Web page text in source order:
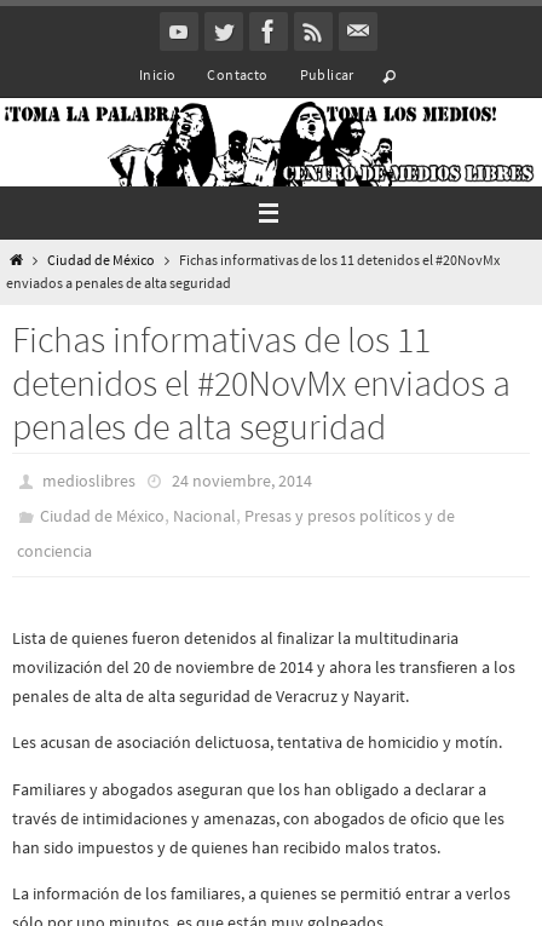
Inicio Contacto Publicar
InicioCiudad de México
Fichas informativas de los 11 detenidos el #20NovMx
enviados a penales de alta seguridad
Fichas informativas de los 11
detenidos el #20NovMx enviados a
penales de alta seguridad
medioslibres
24 noviembre, 2014
Ciudad de México, Nacional, Presas y presos polí­ticos y de
conciencia
Lista de quienes fueron detenidos al finalizar la multitudinaria
movilización del 20 de noviembre de 2014 y ahora les transfieren a los
penales de alta de alta seguridad de Veracruz y Nayarit.
Les acusan de asociación delictuosa, tentativa de homicidio y motín.
Familiares y abogados aseguran que los han obligado a declarar a
través de intimidaciones y amenazas, con abogados de oficio que les
han sido impuestos y de quienes han recibido malos tratos.
La información de los familiares, a quienes se permitió entrar a verlos